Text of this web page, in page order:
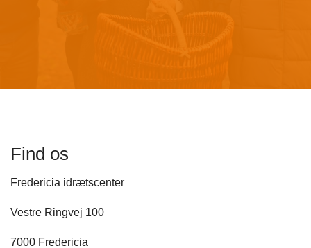
Find os
Fredericia idrætscenter​
Vestre Ringvej 100
7000 Fredericia​